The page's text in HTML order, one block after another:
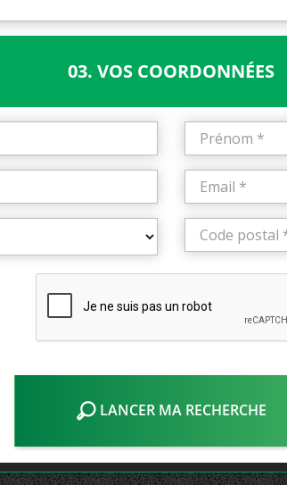
03. VOS COORDONNÉES
LANCER MA RECHERCHE